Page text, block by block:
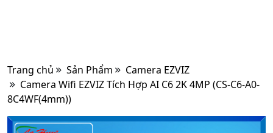
Trang chủ Sản Phẩm
Camera EZVIZ
Camera Wifi EZVIZ Tích Hợp AI C6 2K 4MP (CS-C6-A0-
8C4WF(4mm))